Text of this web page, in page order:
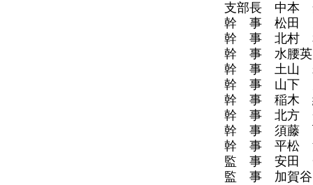
支部長 中本
幹 事 松田 充
幹 事 北村 和
幹 事 水腰英
幹 事 土山 寿
幹 事 山下 太
幹 事 稲木 紀
幹 事 北方 秀
幹 事 須藤 弘
幹 事 平松 活
監 事 安田 一
監 事 加賀谷